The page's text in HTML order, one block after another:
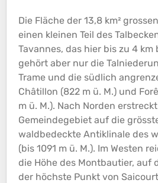
Die Fläche der 13,8 km²
einen kleinen Teil des
Tavannes, das hier bis zu 4
gehört aber nur die
Trame und die südlich
Châtillon (822 m ü. M.) und
m ü. M.). Nach Norden
Gemeindegebiet auf die
waldbedeckte Antiklinale des
(bis 1091 m ü. M.). Im Westen
die Höhe des Montbautier, auf
der höchste Punkt von